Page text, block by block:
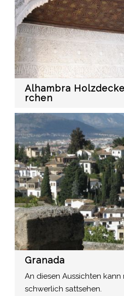
Alhambra
rchen
Granada
An diesen Aussichten kann
schwerlich sattsehen.